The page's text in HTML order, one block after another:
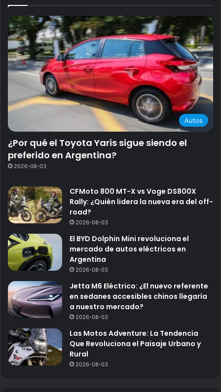
Autos
¿Por qué el Toyota Yaris sigue siendo el
preferido en Argentina?
2026-08-03
CFMoto 800 MT-X vs Voge DS800X
Rally: ¿Quién lidera la nueva era del off-
road?
2026-08-03
El BYD Dolphin Mini revoluciona el
mercado de autos eléctricos en
Argentina
2026-08-03
Jetta M6 Eléctrico: ¿El nuevo referente
en sedanes accesibles chinos llegaría
a nuestro mercado?
2026-08-03
Las Motos Adventure: La Tendencia
Que Revoluciona el Paisaje Urbano y
Rural
2026-08-03